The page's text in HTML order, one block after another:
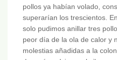
pollos ya habían volado,
superarían los trescientos.
solo pudimos anillar tres
peor día de la ola de calor y
molestias añadidas a la